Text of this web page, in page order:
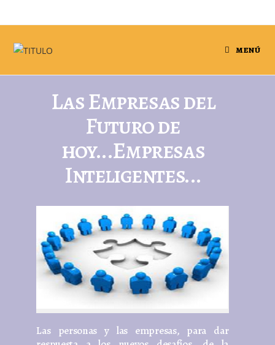
MENÚ
Las Empresas del
Futuro de
hoy...Empresas
Inteligentes...
Las personas y las empresas, para dar